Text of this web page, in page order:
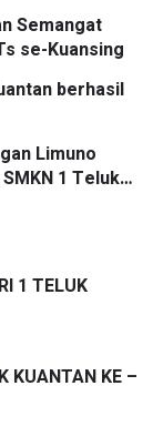
Semangat
se-Kuansing
berhasil
Limuno
1 Teluk
1 TELUK
KUANTAN KE –